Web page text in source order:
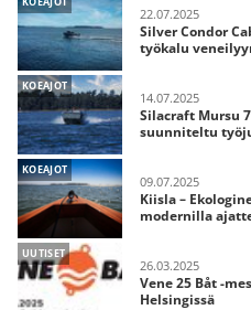
22.07.2025
Silver Condor
työkalu
KOEAJOT
14.07.2025
Silacraft Mursu
suunniteltu
KOEAJOT
09.07.2025
Kiisla –
modernilla
UUTISET
26.03.2025
Vene 25 Båt -
Helsingissä